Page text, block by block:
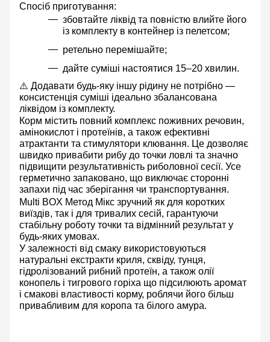
Спосіб приготування:
збовтайте ліквід та повністю влийте його
із комплекту в контейнер із пелетсом;
ретельно перемішайте;
дайте суміші настоятися 15–20 хвилин.
⚠️ Додавати будь-яку іншу рідину не потрібно —
консистенція суміші ідеально збалансована
ліквідом із комплекту.
Корм містить повний комплекс поживних речовин,
амінокислот і протеїнів, а також ефективні
атрактанти та стимулятори клювання. Це дозволяє
швидко привабити рибу до точки ловлі та значно
підвищити результативність риболовної сесії. Усе
герметично запаковано, що виключає сторонні
запахи під час зберігання чи транспортування.
Multi BOX Метод Мікс зручний як для коротких
виїздів, так і для тривалих сесій, гарантуючи
стабільну роботу точки та відмінний результат у
будь-яких умовах.
У залежності від смаку використовуються
натуральні екстракти криля, сквіду, тунця,
гідролізований рибний протеїн, а також олії
конопель і тигрового горіха що підсилюють аромат
і смакові властивості корму, роблячи його більш
привабливим для коропа та білого амура.